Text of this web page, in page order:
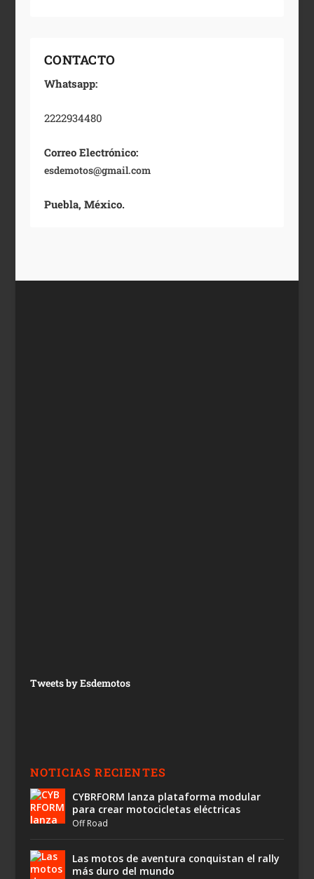
CONTACTO
Whatsapp:
2222934480
Correo Electrónico:
esdemotos@gmail.com
Puebla, México.
Tweets by Esdemotos
NOTICIAS RECIENTES
CYBRFORM lanza plataforma modular
para crear motocicletas eléctricas
Off Road
Las motos de aventura conquistan el rally
más duro del mundo